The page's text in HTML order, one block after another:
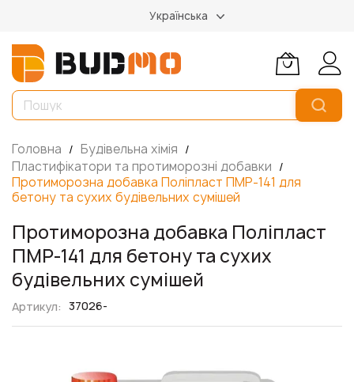
Українська
Головна
Будівельна хімія
Пластифікатори та протиморозні добавки
Протиморозна добавка Поліпласт ПМР-141 для
бетону та сухих будівельних сумішей
Протиморозна добавка Поліпласт
ПМР-141 для бетону та сухих
будівельних сумішей
Артикул 37026-